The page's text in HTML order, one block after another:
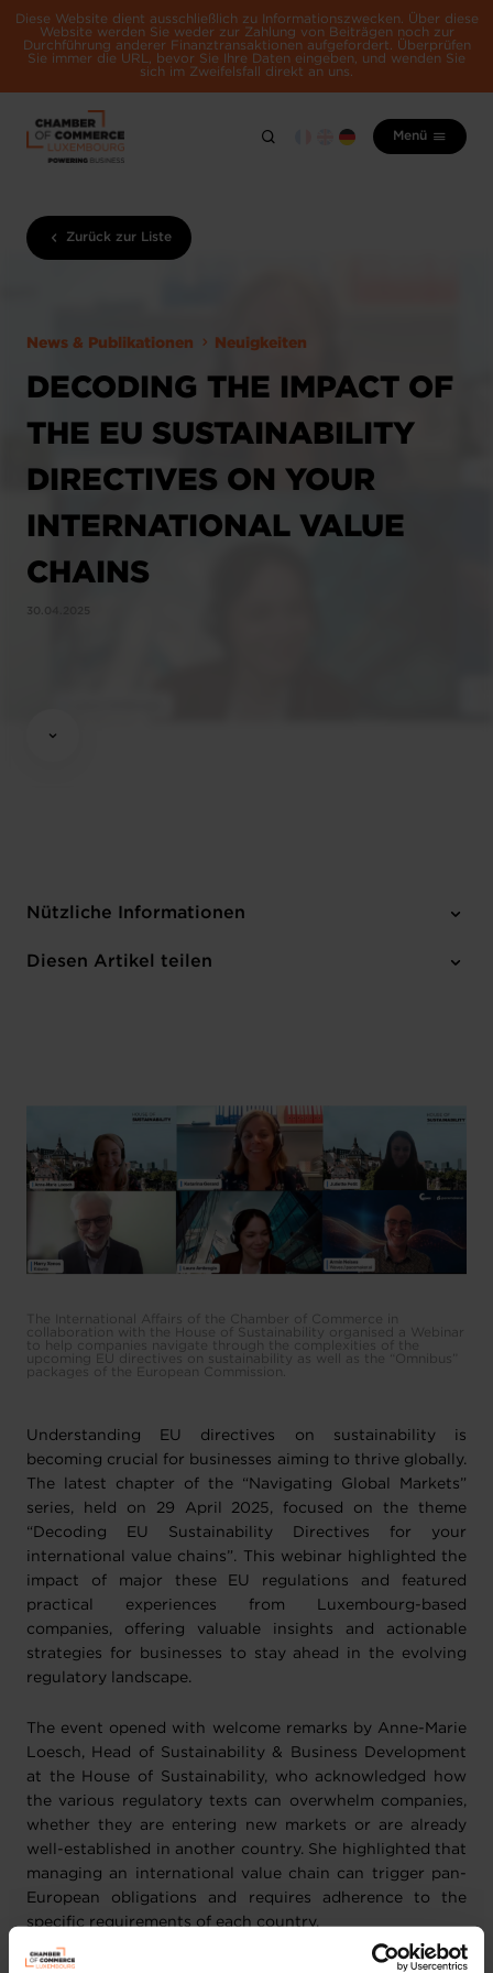
Diese Website dient ausschließlich zu Informationszwecken. Über diese
Website werden Sie weder zur Zahlung von Beiträgen noch zur
Durchführung anderer Finanztransaktionen aufgefordert. Überprüfen
Sie immer die URL, bevor Sie Ihre Daten eingeben, und wenden Sie
sich im Zweifelsfall direkt an uns.
Menü
Zurück zur Liste
News & Publikationen Neuigkeiten
DECODING THE IMPACT OF
THE EU SUSTAINABILITY
DIRECTIVES ON YOUR
INTERNATIONAL VALUE
CHAINS
30.04.2025
Nützliche Informationen
Diesen Artikel teilen
The International Affairs of the Chamber of Commerce in
collaboration with the House of Sustainability organised a Webinar
to help companies navigate through the complexities of the
upcoming EU directives on sustainability as well as the “Omnibus”
packages of the European Commission.
Understanding EU directives on sustainability is
becoming crucial for businesses aiming to thrive globally.
The latest chapter of the “Navigating Global Markets”
series, held on 29 April 2025, focused on the theme
“Decoding EU Sustainability Directives for your
international value chains”. This webinar highlighted the
impact of major these EU regulations and featured
practical experiences from Luxembourg-based
companies, offering valuable insights and actionable
strategies for businesses to stay ahead in the evolving
regulatory landscape.
The event opened with welcome remarks by Anne-Marie
Loesch, Head of Sustainability & Business Development
at the House of Sustainability, who acknowledged how
the various regulatory texts can overwhelm companies,
whether they are entering new markets or are already
well-established in another country. She highlighted that
managing an international value chain can trigger pan-
European obligations and requires adherence to the
specific requirements of each country.